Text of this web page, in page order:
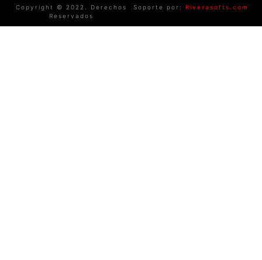
Copyright © 2022. Derechos
Reservados
Soporte por: Riverasofts.com